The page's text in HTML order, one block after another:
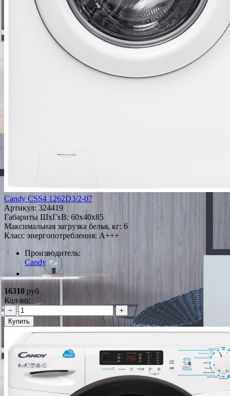
Candy CSS4 1262D3/2-07
Артикул: 324419
Габариты ШxГxВ: 60x40x85
Максимальная загрузка белья, кг: 6
Класс энергопотребления: A+++
Производитель:
Candy
*Наличие уточняйте у менеджера
16310 руб.
Кол-во:
−
+
Купить